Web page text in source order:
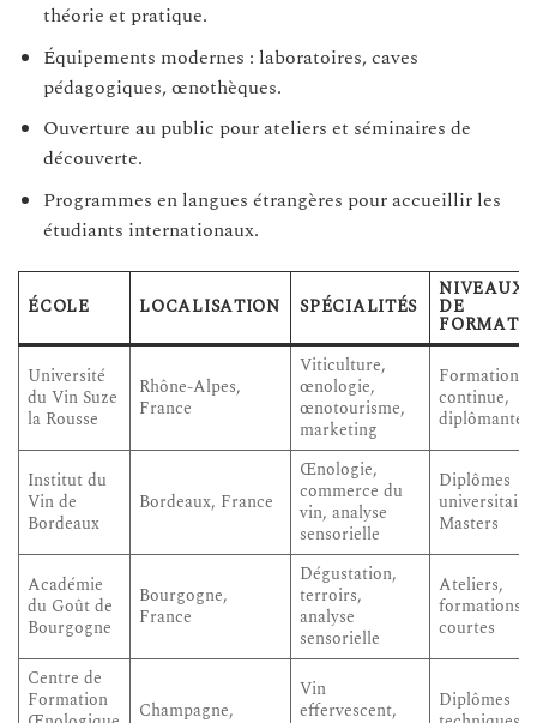
théorie et pratique.
Équipements modernes : laboratoires, caves
pédagogiques, œnothèques.
Ouverture au public pour ateliers et séminaires de
découverte.
Programmes en langues étrangères pour accueillir les
étudiants internationaux.
ÉCOLE LOCALISATION SPÉCIALITÉS
NIVEAUX
DE
Université
du Vin Suze
la Rousse
Rhône-Alpes,
France
Viticulture,
œnologie,
œnotourisme,
marketing
Formation
continue,
diplômante
Institut du
Vin de
Bordeaux
Bordeaux, France
Œnologie,
commerce du
vin, analyse
sensorielle
Diplômes
Masters
Académie
du Goût de
Bourgogne
Bourgogne,
France
Dégustation,
terroirs,
analyse
sensorielle
Ateliers,
formations
courtes
Centre de
Formation
Champagne,
Vin
effervescent,
Diplômes